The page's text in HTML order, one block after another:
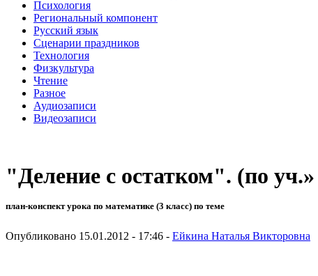
Психология
Региональный компонент
Русский язык
Сценарии праздников
Технология
Физкультура
Чтение
Разное
Аудиозаписи
Видеозаписи
"Деление с остатком". (по
план-конспект урока по математике (3 класс) по теме
Опубликовано 15.01.2012 - 17:46 - Ейкина Наталья Викторовна